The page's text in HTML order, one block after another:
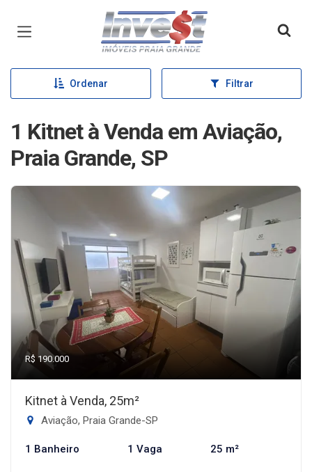
Página inicial
Ordenar Filtrar
1 Kitnet à Venda em Aviação,
Praia Grande, SP
R$ 190.000
Kitnet à Venda, 25m²
Aviação, Praia Grande-SP
1 Banheiro 1 Vaga 25 m²